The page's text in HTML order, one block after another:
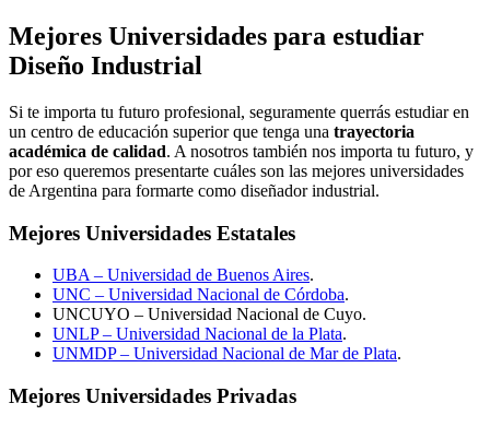
Mejores Universidades para estudiar
Diseño Industrial
Si te importa tu futuro profesional, seguramente querrás estudiar en
un centro de educación superior que tenga una trayectoria
académica de calidad. A nosotros también nos importa tu futuro, y
por eso queremos presentarte cuáles son las mejores universidades
de Argentina para formarte como diseñador industrial.
Mejores Universidades Estatales
UBA – Universidad de Buenos Aires.
UNC – Universidad Nacional de Córdoba.
UNCUYO – Universidad Nacional de Cuyo.
UNLP – Universidad Nacional de la Plata.
UNMDP – Universidad Nacional de Mar de Plata.
Mejores Universidades Privadas